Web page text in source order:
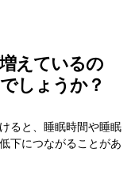
えているの
しょうか？
ると、睡眠時間や睡眠
下につながることがあ